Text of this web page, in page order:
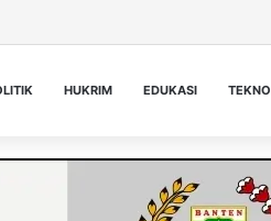
HUKRIM EDUKASI